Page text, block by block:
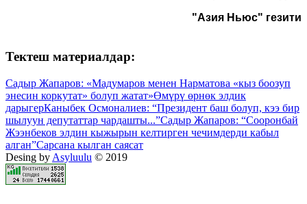
"Азия Ньюс" гезити
Тектеш материалдар:
Садыр Жапаров: «Мадумаров менен Нарматова «кыз боозуп
энесин коркутат» болуп жатат»Өмүрү өрнөк элдик
дарыгерКаныбек Осмоналиев: “Президент баш болуп, кээ бир
шылуун депутаттар чардашты...”Садыр Жапаров: “Сооронбай
Жээнбеков элдин кыжырын келтирген чечимдерди кабыл
алган”Сарсана кылган саясат
Desing by Asyluulu © 2019